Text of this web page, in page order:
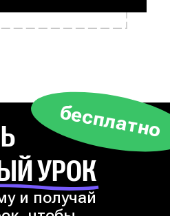
УРОК
бесплатно
и получай